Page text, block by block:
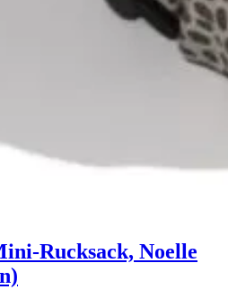
Rucksack, Noelle